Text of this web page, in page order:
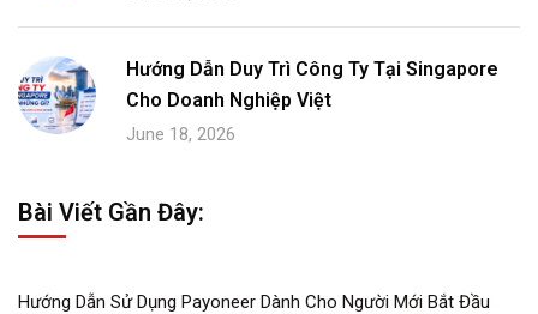
Hướng Dẫn Duy Trì Công Ty Tại Singapore
Cho Doanh Nghiệp Việt
June 18, 2026
Bài Viết Gần Đây:
Hướng Dẫn Sử Dụng Payoneer Dành Cho Người Mới Bắt Đầu